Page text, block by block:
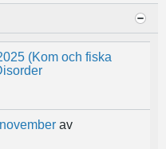
(Kom och fiska
av